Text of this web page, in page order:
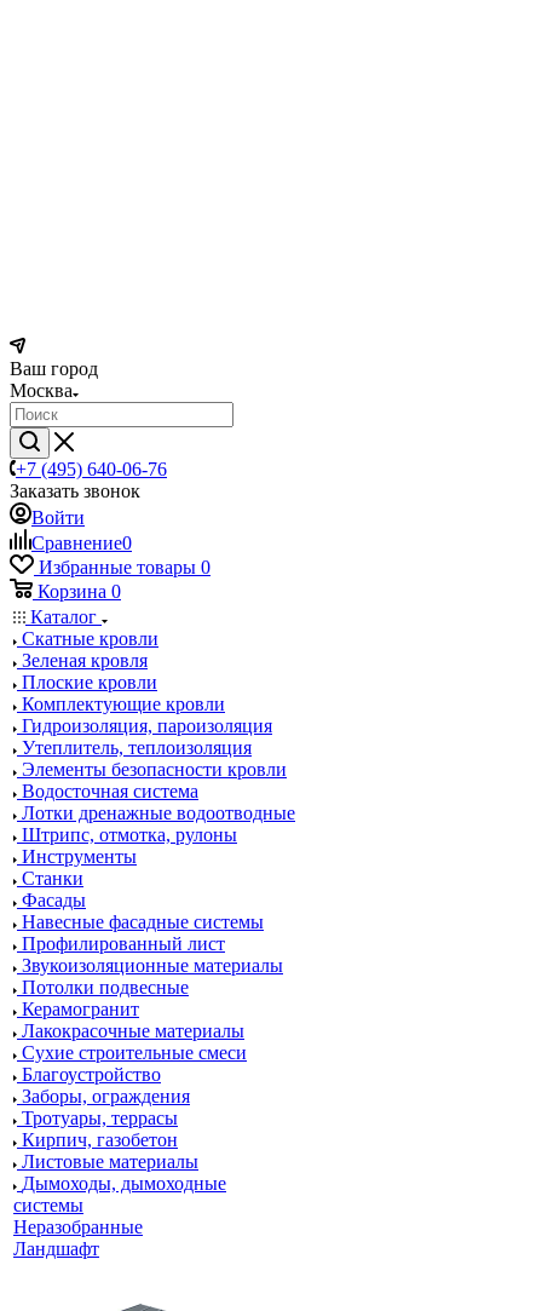
Ваш город
Москва
+7 (495) 640-06-76
Заказать звонок
Войти
Сравнение0
Избранные товары 0
Корзина 0
Каталог
Скатные кровли
Зеленая кровля
Плоские кровли
Комплектующие кровли
Гидроизоляция, пароизоляция
Утеплитель, теплоизоляция
Элементы безопасности кровли
Водосточная система
Лотки дренажные водоотводные
Штрипс, отмотка, рулоны
Инструменты
Станки
Фасады
Навесные фасадные системы
Профилированный лист
Звукоизоляционные материалы
Потолки подвесные
Керамогранит
Лакокрасочные материалы
Сухие строительные смеси
Благоустройство
Заборы, ограждения
Тротуары, террасы
Кирпич, газобетон
Листовые материалы
Дымоходы, дымоходные
системы
Неразобранные
Ландшафт